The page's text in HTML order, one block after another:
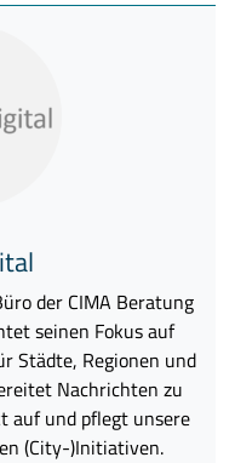
der CIMA Beratung
seinen Fokus auf
Städte, Regionen und
Nachrichten zu
auf und pflegt unsere
(City-)Initiativen.